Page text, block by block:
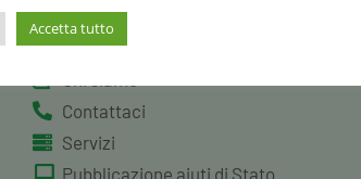
Homepage
Contattaci
Servizi
Pubblicazione aiuti di Stato
Accetta tutto